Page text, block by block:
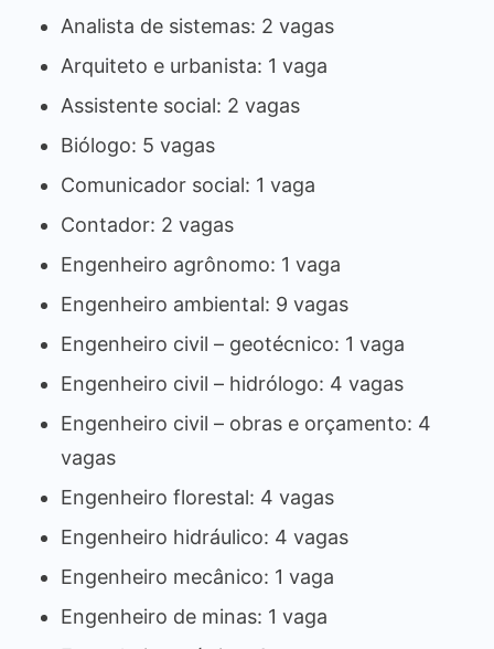
Analista de sistemas: 2 vagas
Arquiteto e urbanista: 1 vaga
Assistente social: 2 vagas
Biólogo: 5 vagas
Comunicador social: 1 vaga
Contador: 2 vagas
Engenheiro agrônomo: 1 vaga
Engenheiro ambiental: 9 vagas
Engenheiro civil – geotécnico: 1 vaga
Engenheiro civil – hidrólogo: 4 vagas
Engenheiro civil – obras e orçamento: 4
vagas
Engenheiro florestal: 4 vagas
Engenheiro hidráulico: 4 vagas
Engenheiro mecânico: 1 vaga
Engenheiro de minas: 1 vaga